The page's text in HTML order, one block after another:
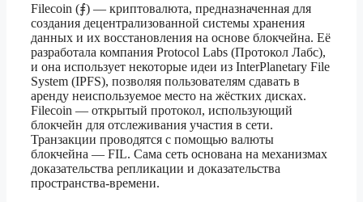
Filecoin (⨎) — криптовалюта, предназначенная для
создания децентрализованной системы хранения
данных и их восстановления на основе блокчейна. Её
разработала компания Protocol Labs (Протокол Лабс),
и она использует некоторые идеи из InterPlanetary File
System (IPFS), позволяя пользователям сдавать в
аренду неиспользуемое место на жёстких дисках.
Filecoin — открытый протокол, использующий
блокчейн для отслеживания участия в сети.
Транзакции проводятся с помощью валюты
блокчейна — FIL. Сама сеть основана на механизмах
доказательства репликации и доказательства
пространства-времени.